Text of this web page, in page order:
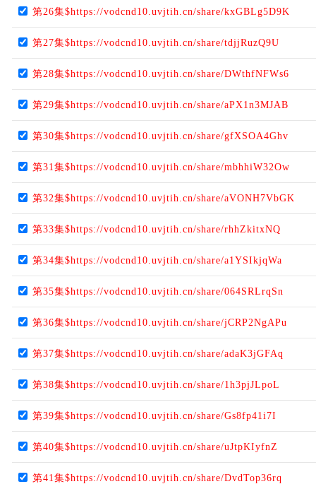
第26集$https://vodcnd10.uvjtih.cn/share/kxGBLg5D9K
第27集$https://vodcnd10.uvjtih.cn/share/tdjjRuzQ9U
第28集$https://vodcnd10.uvjtih.cn/share/DWthfNFWs6
第29集$https://vodcnd10.uvjtih.cn/share/aPX1n3MJAB
第30集$https://vodcnd10.uvjtih.cn/share/gfXSOA4Ghv
第31集$https://vodcnd10.uvjtih.cn/share/mbhhiW32Ow
第32集$https://vodcnd10.uvjtih.cn/share/aVONH7VbGK
第33集$https://vodcnd10.uvjtih.cn/share/rhhZkitxNQ
第34集$https://vodcnd10.uvjtih.cn/share/a1YSIkjqWa
第35集$https://vodcnd10.uvjtih.cn/share/064SRLrqSn
第36集$https://vodcnd10.uvjtih.cn/share/jCRP2NgAPu
第37集$https://vodcnd10.uvjtih.cn/share/adaK3jGFAq
第38集$https://vodcnd10.uvjtih.cn/share/1h3pjJLpoL
第39集$https://vodcnd10.uvjtih.cn/share/Gs8fp41i7I
第40集$https://vodcnd10.uvjtih.cn/share/uJtpKIyfnZ
第41集$https://vodcnd10.uvjtih.cn/share/DvdTop36rq